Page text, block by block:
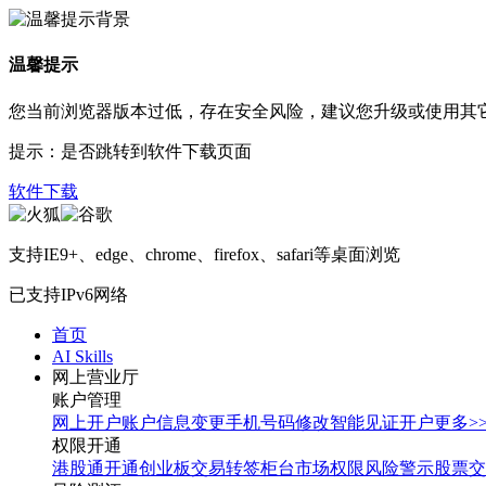
温馨提示
您当前浏览器版本过低，存在安全风险，建议您升级或使用其
提示：是否跳转到软件下载页面
软件下载
支持IE9+、edge、chrome、firefox、safari等桌面浏览
已支持IPv6网络
首页
AI Skills
网上营业厅
账户管理
网上开户账户信息变更手机号码修改智能见证开户更多
权限开通
港股通开通创业板交易转签柜台市场权限风险警示股票